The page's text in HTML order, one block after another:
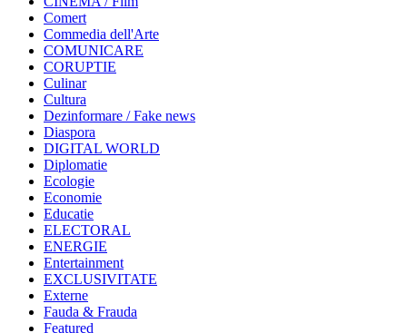
Comert
Commedia dell'Arte
COMUNICARE
CORUPTIE
Culinar
Cultura
Dezinformare / Fake news
Diaspora
DIGITAL WORLD
Diplomatie
Ecologie
Economie
Educatie
ELECTORAL
ENERGIE
Entertainment
EXCLUSIVITATE
Externe
Fauda & Frauda
Featured